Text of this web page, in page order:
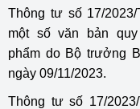
Thông tư số 17/
một số văn bản
phẩm do Bộ trưởng
ngày 09/11/2023.
Thông tư số 17/